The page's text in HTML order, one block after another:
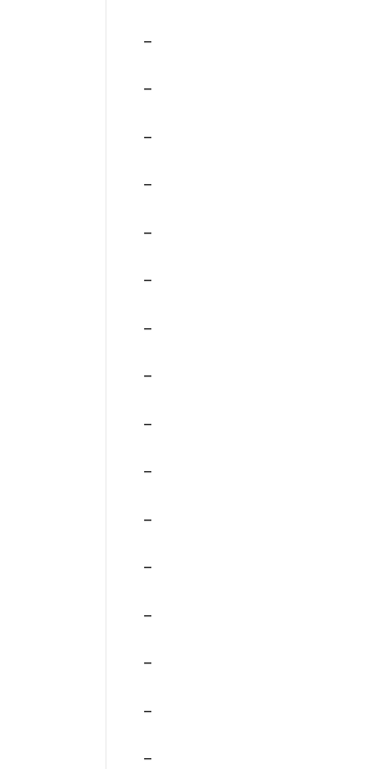
–
–
–
–
–
–
–
–
–
–
–
–
–
–
–
–